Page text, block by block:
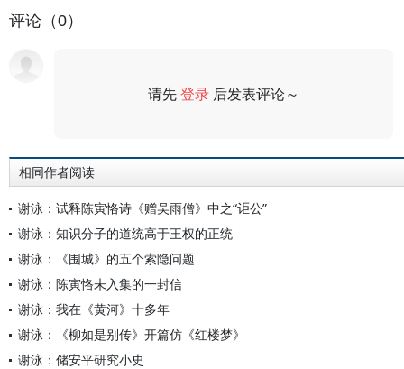
评论（0）
请先登录 后发表评论～
相同作者阅读
谢泳：试释陈寅恪诗《赠吴雨僧》中之“讵公”
谢泳：知识分子的道统高于王权的正统
谢泳：《围城》的五个索隐问题
谢泳：陈寅恪未入集的一封信
谢泳：我在《黄河》十多年
谢泳：《柳如是别传》开篇仿《红楼梦》
谢泳：储安平研究小史